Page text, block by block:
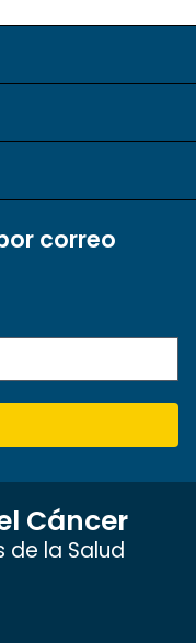
correo
Cáncer
de la Salud